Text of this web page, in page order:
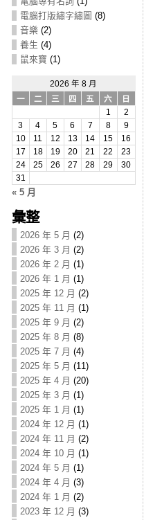
電腦打版繡字繡圖 (8)
音樂 (2)
養生 (4)
鼠來寶 (1)
2026 年 8 月
一
二 三 四 五 六
日
1
2
3
4 5 6 7 8
9
10
11 12 13 14 15
16
17
18 19 20 21 22
23
24
25 26 27 28 29
30
31
« 5 月
彙整
2026 年 5 月 (2)
2026 年 3 月 (2)
2026 年 2 月 (1)
2026 年 1 月 (1)
2025 年 12 月 (2)
2025 年 11 月 (1)
2025 年 9 月 (2)
2025 年 8 月 (8)
2025 年 7 月 (4)
2025 年 5 月 (11)
2025 年 4 月 (20)
2025 年 3 月 (1)
2025 年 1 月 (1)
2024 年 12 月 (1)
2024 年 11 月 (2)
2024 年 10 月 (1)
2024 年 5 月 (1)
2024 年 4 月 (3)
2024 年 1 月 (2)
2023 年 12 月 (3)